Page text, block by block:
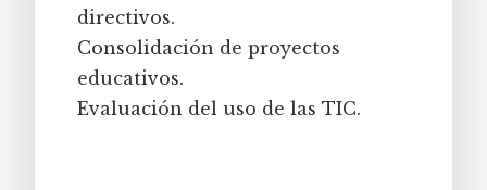
directivos.
Consolidación de proyectos
educativos.
Evaluación del uso de las TIC.